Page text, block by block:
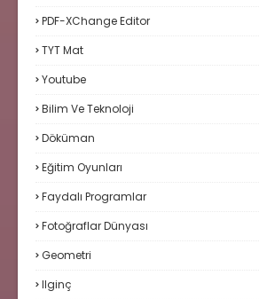
PDF-XChange Editor
TYT Mat
Youtube
Bilim Ve Teknoloji
Döküman
Eğitim Oyunları
Faydalı Programlar
Fotoğraflar Dünyası
Geometri
Ilginç